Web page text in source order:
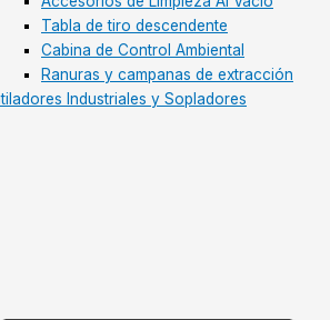
Tabla de tiro descendente
Cabina de Control Ambiental
Ranuras y campanas de extracción
Industriales y Sopladores